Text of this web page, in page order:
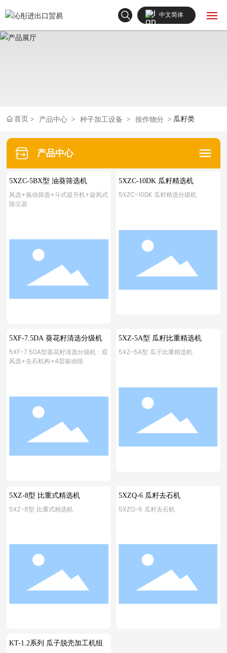
中文简体
首页 产品中心 种子加工设备 按作物分 瓜籽类
产品中心
5XZC-5BX型 油葵筛选机
风选+振动筛选+斗式提升机+旋风式
除尘器
5XZC-10DK 瓜籽精选机
5XZC-10DK 瓜籽精选分级机
5XF-7.5DA 葵花籽清选分级机
5XF-7.5DA型葵花籽清选分级机：双
风选+去石机构+4层振动筛
5XZ-5A型 瓜籽比重精选机
5XZ-5A型 瓜子比重精选机
5XZ-8型 比重式精选机
5XZ-8型 比重式精选机
5XZQ-6 瓜籽去石机
5XZQ-6 瓜籽去石机
KT-1.2系列 瓜子脱壳加工机组